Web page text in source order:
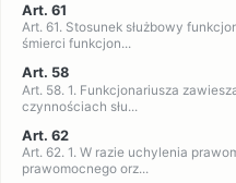
Art. 61
Art. 61. Stosunek służbowy
śmierci funkcjon...
Art. 58
Art. 58. 1. Funkcjonariusza
czynnościach słu...
Art. 62
Art. 62. 1. W razie uchylenia
prawomocnego orz...